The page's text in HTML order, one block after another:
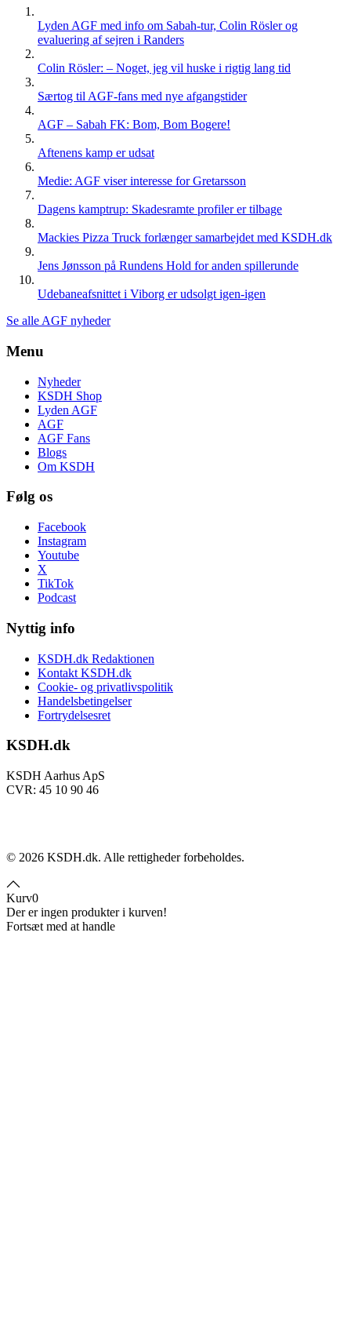
Lyden AGF med info om Sabah-tur, Colin Rösler og
evaluering af sejren i Randers
Colin Rösler: – Noget, jeg vil huske i rigtig lang tid
Særtog til AGF-fans med nye afgangstider
AGF – Sabah FK: Bom, Bom Bogere!
Aftenens kamp er udsat
Medie: AGF viser interesse for Gretarsson
Dagens kamptrup: Skadesramte profiler er tilbage
Mackies Pizza Truck forlænger samarbejdet med KSDH.dk
Jens Jønsson på Rundens Hold for anden spillerunde
Udebaneafsnittet i Viborg er udsolgt igen-igen
Se alle AGF nyheder
Menu
Nyheder
KSDH Shop
Lyden AGF
AGF
AGF Fans
Blogs
Om KSDH
Følg os
Facebook
Instagram
Youtube
X
TikTok
Podcast
Nyttig info
KSDH.dk Redaktionen
Kontakt KSDH.dk
Cookie- og privatlivspolitik
Handelsbetingelser
Fortrydelsesret
KSDH.dk
KSDH Aarhus ApS
CVR: 45 10 90 46
© 2026 KSDH.dk. Alle rettigheder forbeholdes.
Kurv0
Der er ingen produkter i kurven!
Fortsæt med at handle